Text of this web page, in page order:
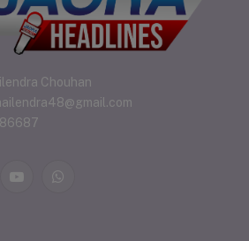
Chouhan
YouTubeWhatsApp